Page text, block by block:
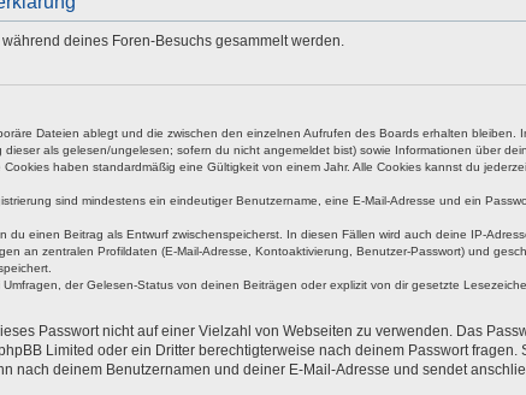
während deines Foren-Besuchs gesammelt werden.
Dateien ablegt und die zwischen den einzelnen Aufrufen des Boards erhalten bleiben.
als gelesen/ungelesen; sofern du nicht angemeldet bist) sowie Informationen über
haben standardmäßig eine Gültigkeit von einem Jahr. Alle Cookies kannst du
sind mindestens ein eindeutiger Benutzername, eine E-Mail-Adresse und ein
einen Beitrag als Entwurf zwischenspeicherst. In diesen Fällen wird auch deine IP-
an zentralen Profildaten (E-Mail-Adresse, Kontoaktivierung, Benutzer-Passwort) und
der Gelesen-Status von deinen Beiträgen oder explizit von dir gesetzte
Passwort nicht auf einer Vielzahl von Webseiten zu verwenden. Das
Limited oder ein Dritter berechtigterweise nach deinem Passwort fragen.
nach deinem Benutzernamen und deiner E-Mail-Adresse und sendet